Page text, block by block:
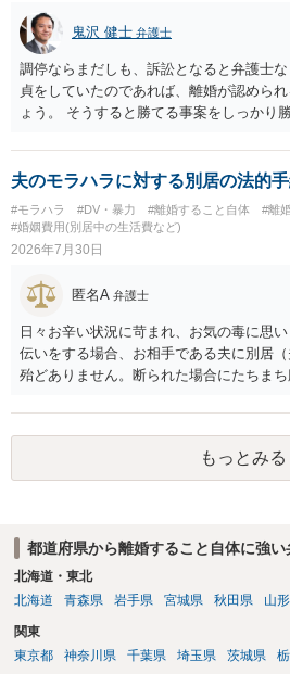
鬼沢 健士 弁護士
調停ならまだしも、訴訟となると弁護士
貞をしていたのであれば、離婚が認めら
ょう。 そうすると勝てる事案をしっかり
夫のモラハラに対する別居の法的
#モラハラ #DV・暴力 #離婚すること自体 #離
#婚姻費用(別居中の生活費など)
2026年7月30日
匿名A 弁護士
日々お辛い状況に苛まれ、お気の毒に思
伝いをする場合、お相手である夫に別居
殆どありません。断られた場合にたちま
高いためです。 実務的には、ご相談者さ
を進める選択を採らざるを得ないことが
もっとみる
都道府県から離婚すること自体に強
北海道・東北
北海道
青森県 岩手県 宮城県 秋田県 山
関東
東京都
神奈川県 千葉県 埼玉県 茨城県